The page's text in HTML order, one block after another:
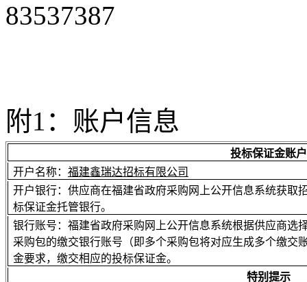
83537387
附1：账户信息
投标保证金账户
开户名称： 福建鑫瑞达招标有限公司
开户银行： 供应商在福建省政府采购网上公开信息系统获取
标保证金托管银行。
银行账号： 福建省政府采购网上公开信息系统根据供应商选
采购包的缴交银行账号（即多个采购包将对应生成多个缴交
金要求，缴交相应的投标保证金。
特别提示